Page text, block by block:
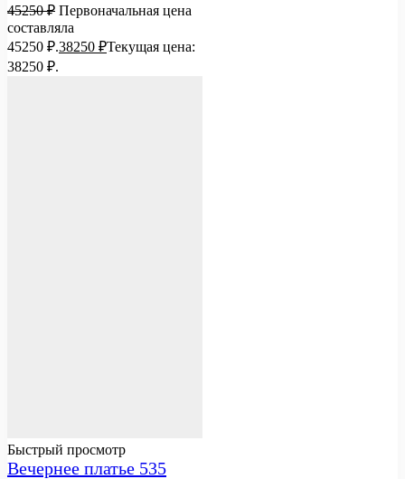
45250₽ Первоначальная цена
составляла
45250 ₽.38250 ₽Текущая цена:
38250 ₽.
Быстрый просмотр
Вечернее платье 535